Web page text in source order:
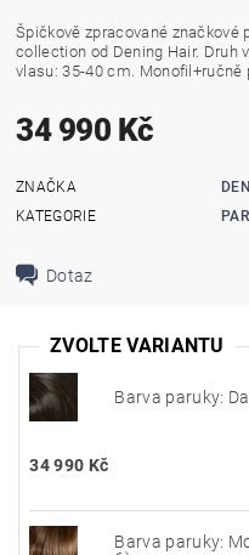
Špičkově zpracované značkové
collection od Dening Hair. Druh
vlasu: 35-40 cm. Monofil+ručně
34 990 Kč
ZNAČKA
KATEGORIE
Dotaz
ZVOLTE VARIANTU
Barva paruky:
34 990 Kč
Barva paruky: